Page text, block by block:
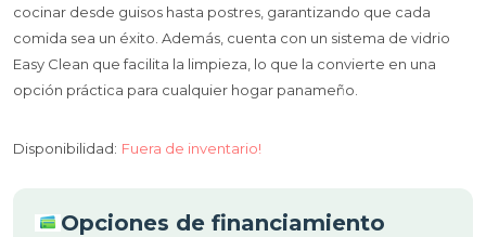
cocinar desde guisos hasta postres, garantizando que cada
comida sea un éxito. Además, cuenta con un sistema de vidrio
Easy Clean que facilita la limpieza, lo que la convierte en una
opción práctica para cualquier hogar panameño.
Disponibilidad: Fuera de inventario!
Opciones de financiamiento